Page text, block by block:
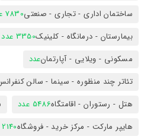
ساختمان اداری - تجاری - صنعتی7830 عدد
بیمارستان - درمانگاه - کلینیک3350 عدد
مسکونی - ویلایی - آپارتمانعدد
تئاتر چند منظوره - سینما - سالن
هتل - رستوران - اقامتگاه5486 عدد
هایپر مارکت - مرکز خرید - فروشگاه2140 عدد